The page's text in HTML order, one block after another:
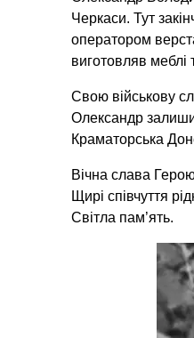
Черкаси. Тут
оператором
виготовляв меблі
Свою військову
Олександр
Краматорська
Вічна слава
Щирі співчуття
Світла пам’ять.